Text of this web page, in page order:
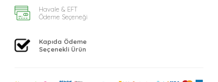
Havale & EFT
Ödeme Seçeneği
Kapıda Ödeme
Seçenekli Ürün